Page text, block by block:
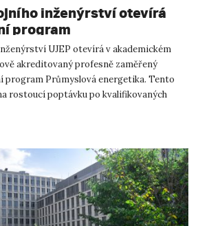
inženýrství otevírá
program
UJEP otevírá v akademickém
akreditovaný profesně zaměřený
program Průmyslová energetika. Tento
rostoucí poptávku po kvalifikovaných